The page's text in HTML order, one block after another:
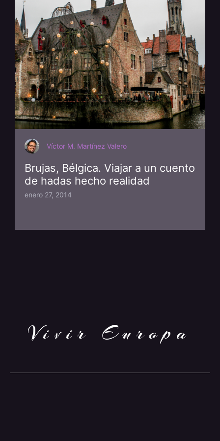
Víctor M. Martínez Valero
Brujas, Bélgica. Viajar a un cuento
de hadas hecho realidad
enero 27, 2014
Vivir Europa